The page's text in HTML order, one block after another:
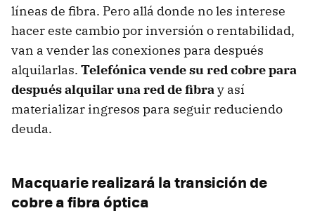
líneas de fibra. Pero allá donde no les interese
hacer este cambio por inversión o rentabilidad,
van a vender las conexiones para después
alquilarlas. Telefónica vende su red cobre para
después alquilar una red de fibray así
materializar ingresos para seguir reduciendo
deuda.
Macquarie realizará la transición de
cobre a fibra óptica